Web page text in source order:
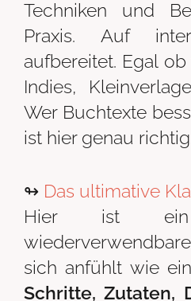
Techniken und
Praxis. Auf
aufbereitet. Egal
Indies,
Wer Buchtexte
ist hier genau
↬ Das ultimative
Hier ist ein
sich anfühlt wie
Schritte, Zutaten,